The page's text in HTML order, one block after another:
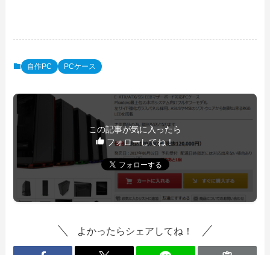
自作PC PCケース
この記事が気に入ったら
フォローしてね！
よかったらシェアしてね！